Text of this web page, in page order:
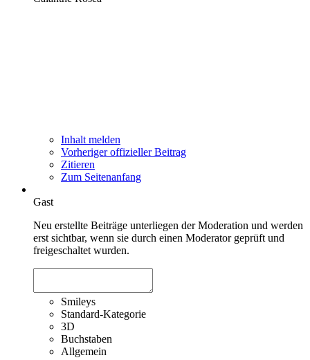
Inhalt melden
Vorheriger offizieller Beitrag
Zitieren
Zum Seitenanfang
Gast
Neu erstellte Beiträge unterliegen der Moderation und werden
erst sichtbar, wenn sie durch einen Moderator geprüft und
freigeschaltet wurden.
Smileys
Standard-Kategorie
3D
Buchstaben
Allgemein